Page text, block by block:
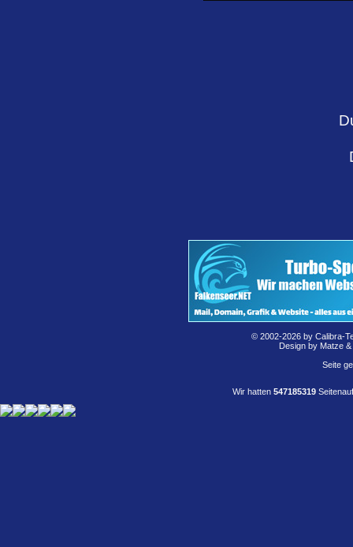
© 2002-2026 by Calibra-
Design by Matze
Seite
Wir hatten 547185319